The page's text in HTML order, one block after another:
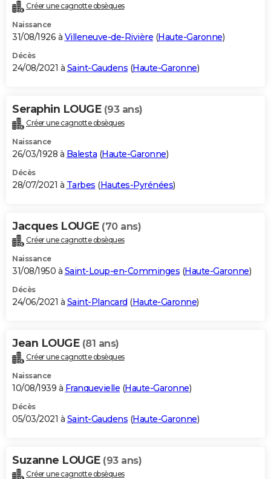
Créer une cagnotte obsèques
Naissance
31/08/1926 à Villeneuve-de-Rivière (Haute-Garonne)
Décès
24/08/2021 à Saint-Gaudens (Haute-Garonne)
Seraphin LOUGE (93 ans)
Créer une cagnotte obsèques
Naissance
26/03/1928 à Balesta (Haute-Garonne)
Décès
28/07/2021 à Tarbes (Hautes-Pyrénées)
Jacques LOUGE (70 ans)
Créer une cagnotte obsèques
Naissance
31/08/1950 à Saint-Loup-en-Comminges (Haute-Garonne)
Décès
24/06/2021 à Saint-Plancard (Haute-Garonne)
Jean LOUGE (81 ans)
Créer une cagnotte obsèques
Naissance
10/08/1939 à Franquevielle (Haute-Garonne)
Décès
05/03/2021 à Saint-Gaudens (Haute-Garonne)
Suzanne LOUGE (93 ans)
Créer une cagnotte obsèques